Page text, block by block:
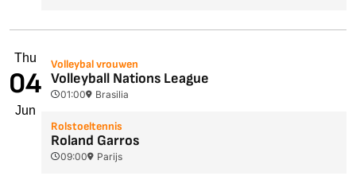
Thu
04
Jun
Volleybal vrouwen
Volleyball Nations League
01:00 Brasilia
Rolstoeltennis
Roland Garros
09:00 Parijs